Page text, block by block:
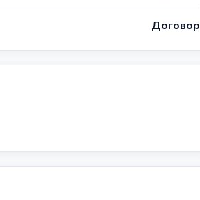
Договор